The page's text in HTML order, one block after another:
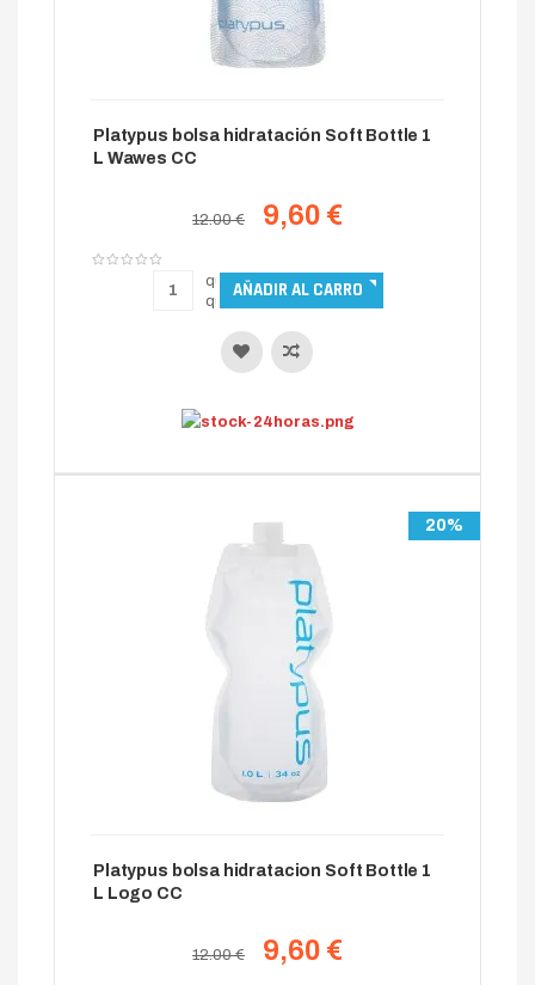
Platypus bolsa hidratación Soft Bottle 1
L Wawes CC
12.00 € 9,60 €
20%
Platypus bolsa hidratacion Soft Bottle 1
L Logo CC
12.00 € 9,60 €